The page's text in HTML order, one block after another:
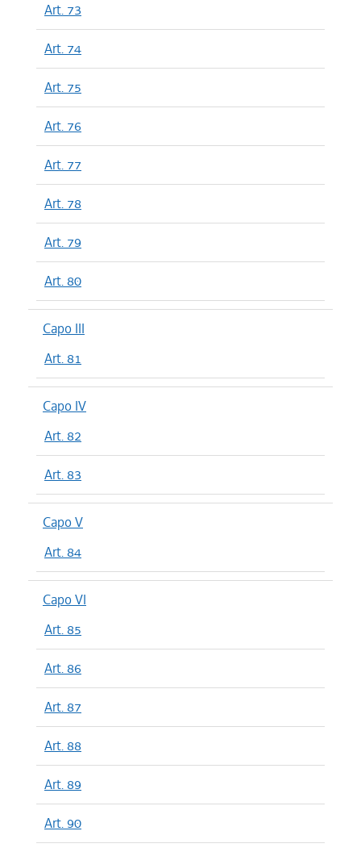
Art. 73
Art. 74
Art. 75
Art. 76
Art. 77
Art. 78
Art. 79
Art. 80
Capo III
Art. 81
Capo IV
Art. 82
Art. 83
Capo V
Art. 84
Capo VI
Art. 85
Art. 86
Art. 87
Art. 88
Art. 89
Art. 90